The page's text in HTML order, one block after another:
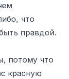
что
правдой.
потому что
красную